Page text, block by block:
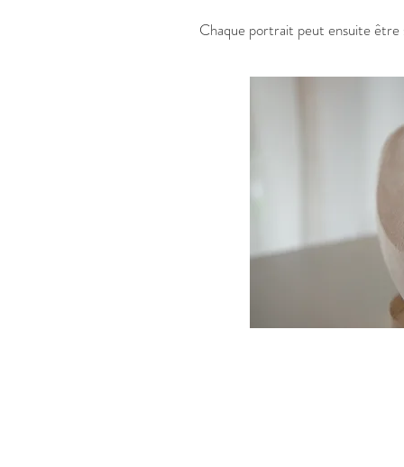
Chaque portrait peut ensuite